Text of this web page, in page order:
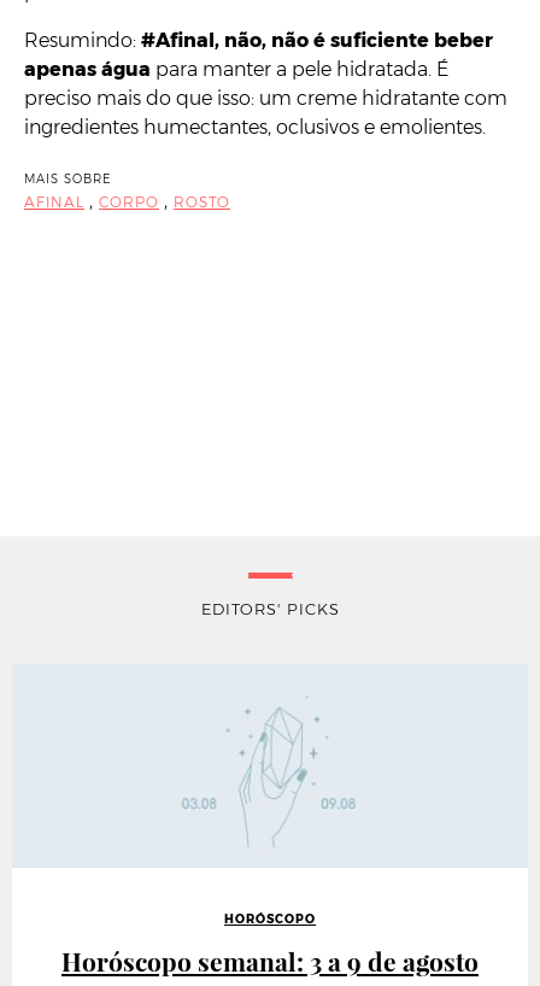
Resumindo: #Afinal, não, não é suficiente beber
apenas água para manter a pele hidratada. É
preciso mais do que isso: um creme hidratante com
ingredientes humectantes, oclusivos e emolientes.
MAIS SOBRE
AFINAL , CORPO , ROSTO
EDITORS' PICKS
HORÓSCOPO
Horóscopo semanal: 3 a 9 de agosto